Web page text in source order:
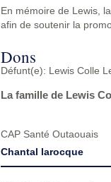
En mémoire de Lewis,
afin de soutenir la
Dons
Défunt(e): Lewis Colle
La famille de Lewis
CAP Santé Outaouais
Chantal larocque